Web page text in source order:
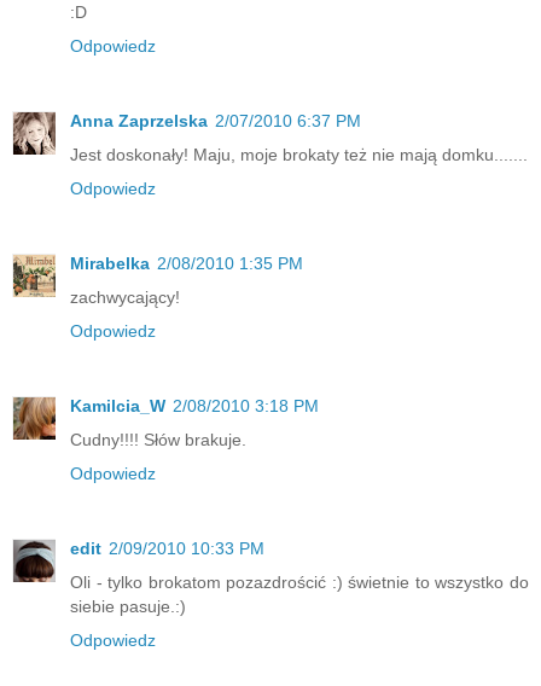
:D
Odpowiedz
Anna Zaprzelska 2/07/2010 6:37 PM
Jest doskonały! Maju, moje brokaty też nie mają domku.......
Odpowiedz
Mirabelka 2/08/2010 1:35 PM
zachwycający!
Odpowiedz
Kamilcia_W 2/08/2010 3:18 PM
Cudny!!!! Słów brakuje.
Odpowiedz
edit 2/09/2010 10:33 PM
Oli - tylko brokatom pozazdrościć :) świetnie to wszystko do
siebie pasuje.:)
Odpowiedz